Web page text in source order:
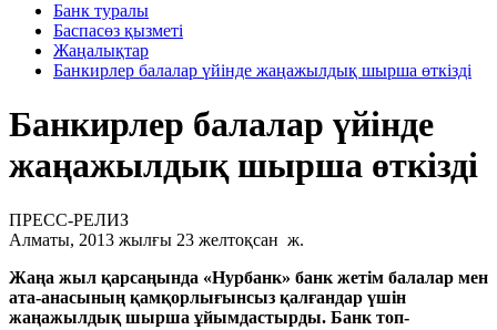
Банк туралы
Баспасөз қызметі
Жаңалықтар
Банкирлер балалар үйінде жаңажылдық шырша өткізді
Банкирлер балалар үйінде
жаңажылдық шырша өткізді
ПРЕСС-РЕЛИЗ
Алматы, 2013 жылғы 23 желтоқсан ж.
Жаңа жыл қарсаңында «Нурбанк» банк жетім балалар мен
ата-анасының қамқорлығынсыз қалғандар үшін
жаңажылдық шырша ұйымдастырды. Банк топ-